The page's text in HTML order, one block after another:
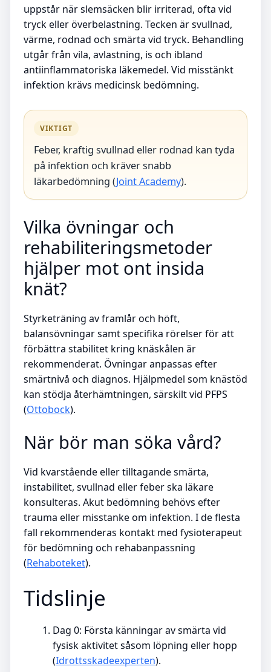
uppstår när slemsäcken blir irriterad, ofta vid
tryck eller överbelastning. Tecken är svullnad,
värme, rodnad och smärta vid tryck. Behandling
utgår från vila, avlastning, is och ibland
antiinflammatoriska läkemedel. Vid misstänkt
infektion krävs medicinsk bedömning.
VIKTIGT
Feber, kraftig svullnad eller rodnad kan tyda
på infektion och kräver snabb
läkarbedömning (Joint Academy).
Vilka övningar och
rehabiliteringsmetoder
hjälper mot ont insida
knät?
Styrketräning av framlår och höft,
balansövningar samt specifika rörelser för att
förbättra stabilitet kring knäskålen är
rekommenderat. Övningar anpassas efter
smärtnivå och diagnos. Hjälpmedel som knästöd
kan stödja återhämtningen, särskilt vid PFPS
(Ottobock).
När bör man söka vård?
Vid kvarstående eller tilltagande smärta,
instabilitet, svullnad eller feber ska läkare
konsulteras. Akut bedömning behövs efter
trauma eller misstanke om infektion. I de flesta
fall rekommenderas kontakt med fysioterapeut
för bedömning och rehabanpassning
(Rehaboteket).
Tidslinje
Dag 0: Första känningar av smärta vid
fysisk aktivitet såsom löpning eller hopp
(Idrottsskadeexperten).